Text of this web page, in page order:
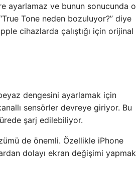
ayarlamaz ve bunun sonucunda o
Tone neden bozuluyor?” diye
cihazlarda çalıştığı için orijinal
dengesini ayarlamak için
sensörler devreye giriyor. Bu
şarj edilebiliyor.
de önemli. Özellikle iPhone
dolayı ekran değişimi yapmak